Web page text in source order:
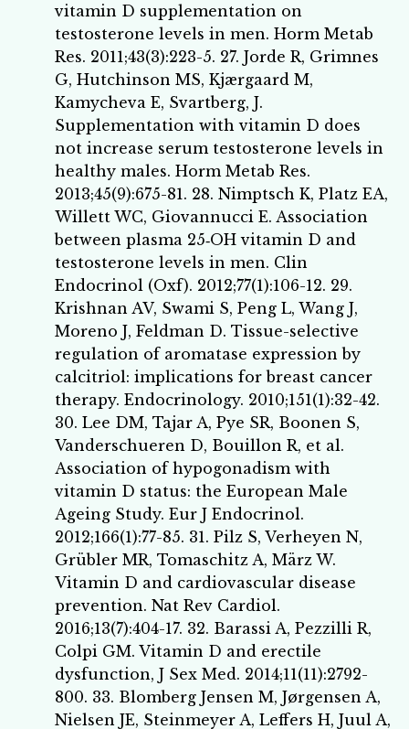
vitamin D supplementation on
testosterone levels in men. Horm Metab
Res. 2011;43(3):223-5. 27. Jorde R, Grimnes
G, Hutchinson MS, Kjærgaard M,
Kamycheva E, Svartberg, J.
Supplementation with vitamin D does
not increase serum testosterone levels in
healthy males. Horm Metab Res.
2013;45(9):675-81. 28. Nimptsch K, Platz EA,
Willett WC, Giovannucci E. Association
between plasma 25‐OH vitamin D and
testosterone levels in men. Clin
Endocrinol (Oxf). 2012;77(1):106-12. 29.
Krishnan AV, Swami S, Peng L, Wang J,
Moreno J, Feldman D. Tissue-selective
regulation of aromatase expression by
calcitriol: implications for breast cancer
therapy. Endocrinology. 2010;151(1):32-42.
30. Lee DM, Tajar A, Pye SR, Boonen S,
Vanderschueren D, Bouillon R, et al.
Association of hypogonadism with
vitamin D status: the European Male
Ageing Study. Eur J Endocrinol.
2012;166(1):77-85. 31. Pilz S, Verheyen N,
Grübler MR, Tomaschitz A, März W.
Vitamin D and cardiovascular disease
prevention. Nat Rev Cardiol.
2016;13(7):404-17. 32. Barassi A, Pezzilli R,
Colpi GM. Vitamin D and erectile
dysfunction, J Sex Med. 2014;11(11):2792-
800. 33. Blomberg Jensen M, Jørgensen A,
Nielsen JE, Steinmeyer A, Leffers H, Juul A,